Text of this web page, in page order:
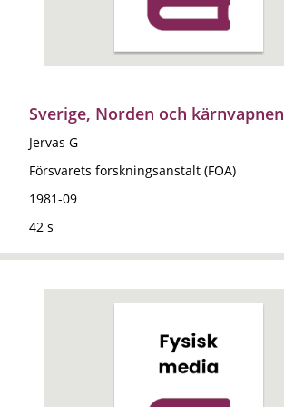
Sverige, Norden och kärnvapnen
Jervas G
Försvarets forskningsanstalt (FOA)
1981-09
42 s